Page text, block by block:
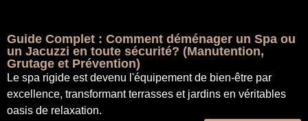
Guide Complet : Comment déménager un Spa ou
un Jacuzzi en toute sécurité? (Manutention,
Grutage et Prévention)
Le spa rigide est devenu l'équipement de bien-être par
excellence, transformant terrasses et jardins en véritables
oasis de relaxation.